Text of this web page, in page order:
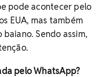
pode acontecer pelo
EUA, mas também
Sendo assim,
pelo WhatsApp?